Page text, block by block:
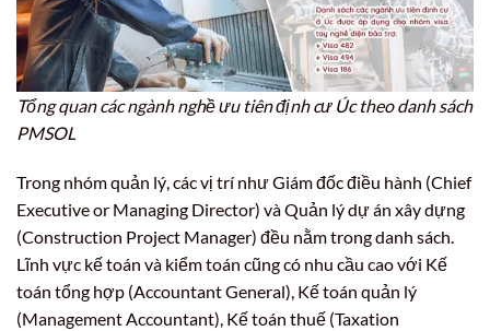
Tổng quan các ngành nghề ưu tiên định cư Úc theo danh sách
PMSOL
Trong nhóm quản lý, các vị trí như Giám đốc điều hành (Chief
Executive or Managing Director) và Quản lý dự án xây dựng
(Construction Project Manager) đều nằm trong danh sách.
Lĩnh vực kế toán và kiểm toán cũng có nhu cầu cao với Kế
toán tổng hợp (Accountant General), Kế toán quản lý
(Management Accountant), Kế toán thuế (Taxation